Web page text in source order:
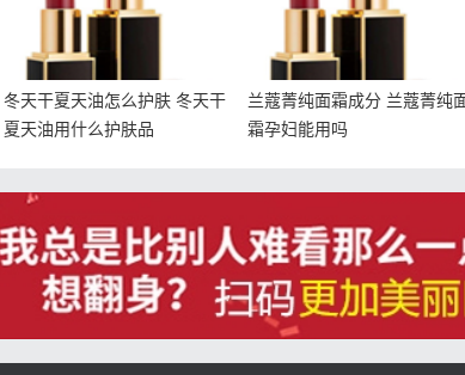
冬天干夏天油怎么护肤 冬天干
夏天油用什么护肤品
兰蔻菁纯面霜成分 兰蔻菁纯
霜孕妇能用吗